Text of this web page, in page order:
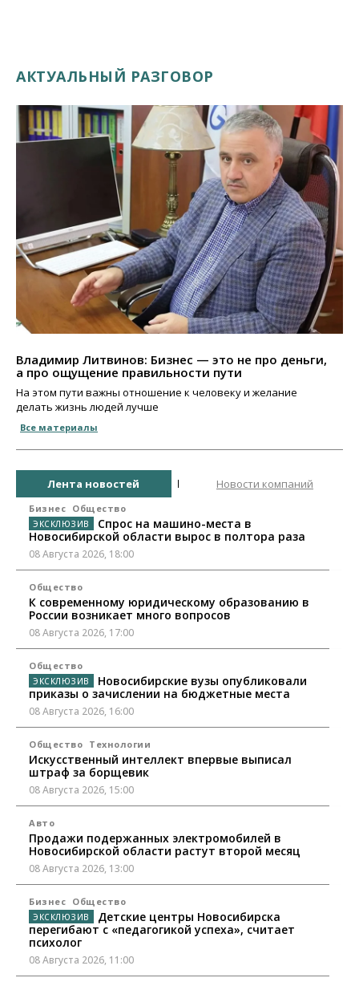
АКТУАЛЬНЫЙ РАЗГОВОР
Владимир Литвинов: Бизнес — это не про деньги,
а про ощущение правильности пути
На этом пути важны отношение к человеку и желание
делать жизнь людей лучше
Все материалы
Лента новостей Новости компаний
Бизнес Общество
Спрос на машино-места в
Новосибирской области вырос в полтора раза
08 Августа 2026, 18:00
Общество
К современному юридическому образованию в
России возникает много вопросов
08 Августа 2026, 17:00
Общество
Новосибирские вузы опубликовали
приказы о зачислении на бюджетные места
08 Августа 2026, 16:00
Общество Технологии
Искусственный интеллект впервые выписал
штраф за борщевик
08 Августа 2026, 15:00
Авто
Продажи подержанных электромобилей в
Новосибирской области растут второй месяц
08 Августа 2026, 13:00
Бизнес Общество
Детские центры Новосибирска
перегибают с «педагогикой успеха», считает
психолог
08 Августа 2026, 11:00